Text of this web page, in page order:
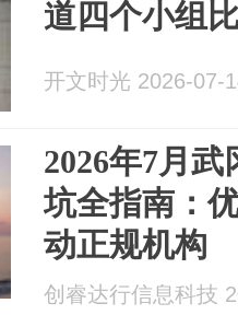
道四个小组
开文时光 2026-07-
2026年7月
坑全指南：
动正规机构
创睿达行信息科技